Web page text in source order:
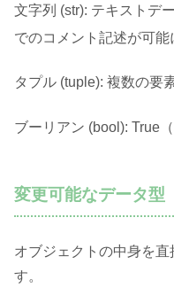
文字列 (str): テキストデ
でのコメント記述が可能
タプル (tuple): 複数の要
ブーリアン (bool): True
変更可能なデータ型
オブジェクトの中身を
す。